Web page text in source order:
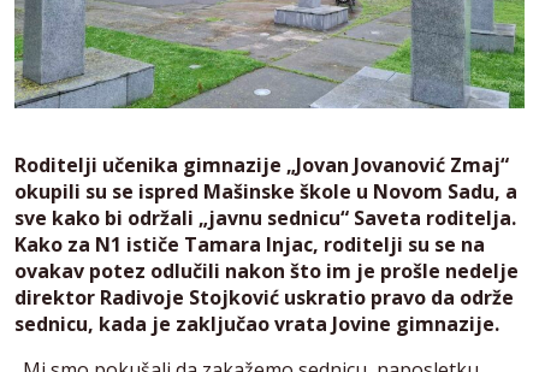
Roditelji učenika gimnazije „Jovan Jovanović Zmaj“
okupili su se ispred Mašinske škole u Novom Sadu, a
sve kako bi održali „javnu sednicu“ Saveta roditelja.
Kako za N1 ističe Tamara Injac, roditelji su se na
ovakav potez odlučili nakon što im je prošle nedelje
direktor Radivoje Stojković uskratio pravo da održe
sednicu, kada je zaključao vrata Jovine gimnazije.